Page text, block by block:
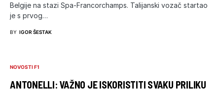
Belgije na stazi Spa-Francorchamps. Talijanski vozač startao
je s prvog…
BY IGOR ŠESTAK
NOVOSTI F1
ANTONELLI: VAŽNO JE ISKORISTITI SVAKU PRILIKU